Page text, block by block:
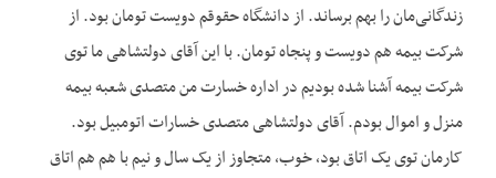
زندگانی‌مان را بهم برساند. از دانشگاه حقوقم دویست‌ تومان بود. از
شرکت بیمه هم دویست و پنجاه تومان. با این آقای دولتشاهی ما توی
شرکت بیمه آشنا شده بودیم در اداره خسارت من متصدی شعبه بیمه
منزل و اموال بودم. آقای دولتشاهی متصدی خسارات اتومبیل بود.
کارمان توی یک اتاق بود، خوب، متجاوز از یک سال و نیم با هم هم اتاق